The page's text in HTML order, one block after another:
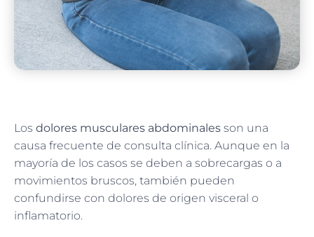
Los dolores musculares abdominales son una
causa frecuente de consulta clínica. Aunque en la
mayoría de los casos se deben a sobrecargas o a
movimientos bruscos, también pueden
confundirse con dolores de origen visceral o
inflamatorio.